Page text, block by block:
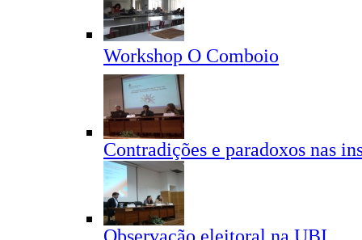
Workshop O Comboio
Contradições e paradoxos nas